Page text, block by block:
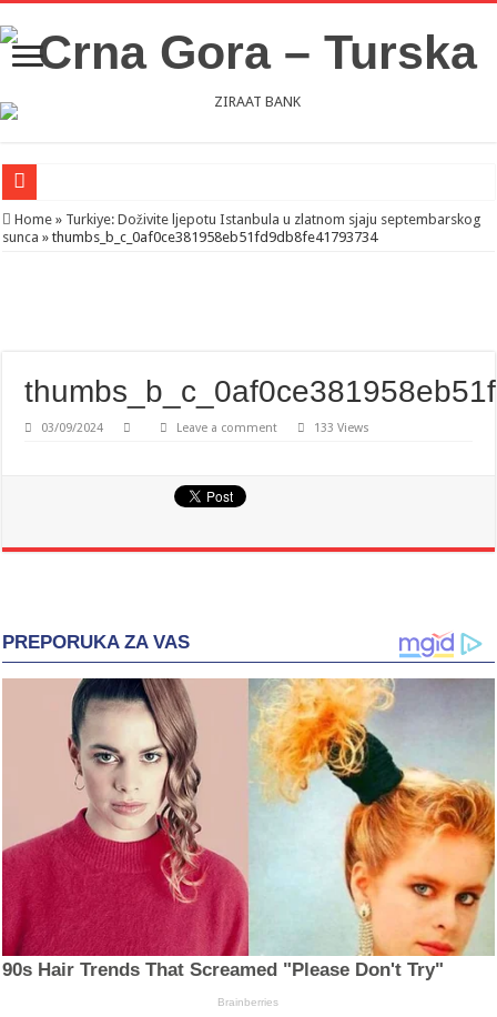
Novosti iz Acibadema
Home » Turkiye: Doživite ljepotu Istanbula u zlatnom sjaju septembarskog
sunca » thumbs_b_c_0af0ce381958eb51fd9db8fe41793734
03/09/2024 Leave a comment 133 Views